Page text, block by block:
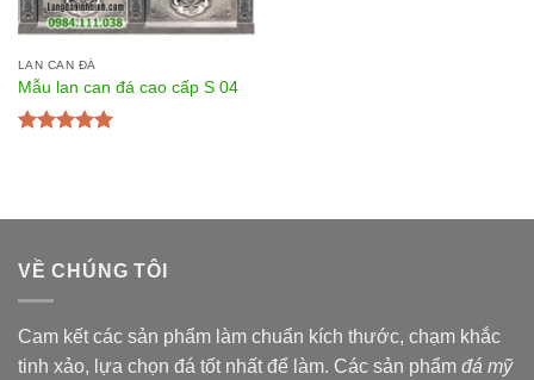
LAN CAN ĐÁ
Mẫu lan can đá cao cấp S 04
VỀ CHÚNG TÔI
Cam kết các sản phẩm làm chuẩn kích thước, chạm khắc
tinh xảo, lựa chọn đá tốt nhất để làm. Các sản phẩm đá mỹ